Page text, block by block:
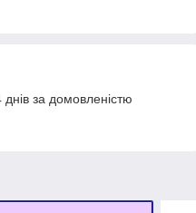
за домовленістю